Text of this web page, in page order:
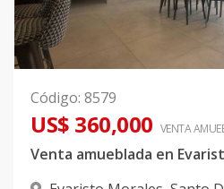
Código: 8579
US$ 360,000 VENTA
Venta amueblada en